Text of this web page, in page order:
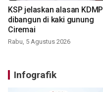
KSP jelaskan alasan KDMP
dibangun di kaki gunung
Ciremai
Rabu, 5 Agustus 2026
Infografik